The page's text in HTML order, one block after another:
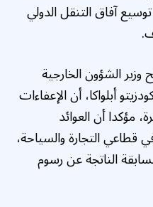
آفاق التنقل الدولي
وزير الشؤون الخارجية
أبلواكا، أن الإعفاءات
مؤكدا أن العوائد
قطاعي التجارة والسياحة،
الناتجة عن رسوم